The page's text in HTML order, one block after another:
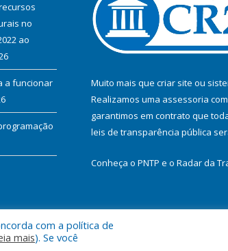
no
ao
a funcionar
Muito mais que criar site ou
Realizamos uma assessoria
garantimos em contrato que
leis de transparência pública
Conheça o PNTP e o Radar da
Mapa do Site
com a política de
mais). Se você